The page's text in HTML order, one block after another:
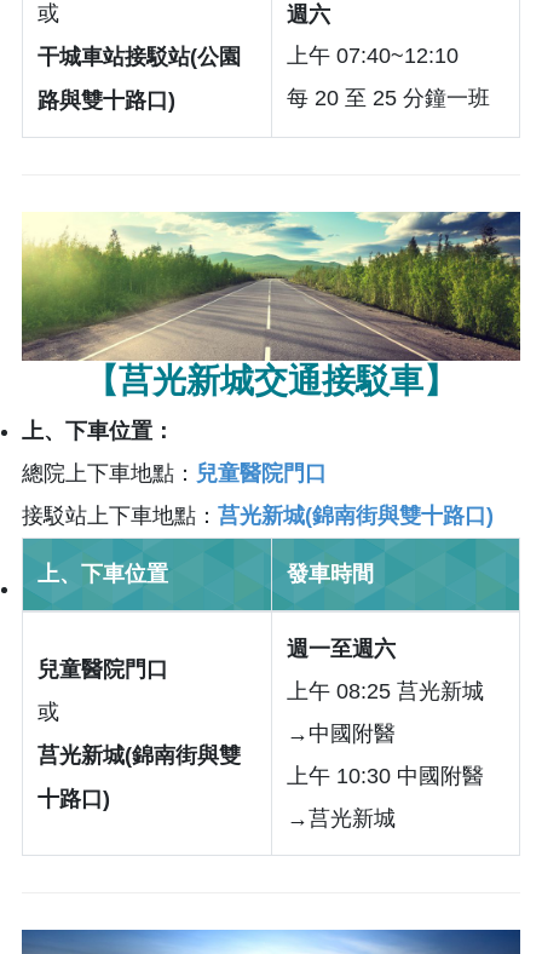
或
干城車站接駁站(公園
路與雙十路口)
週六
上午 07:40~12:10
每 20 至 25 分鐘一班
【莒光新城交通接駁車】
上、下車位置：
總院上下車地點： 兒童醫院門口
接駁站上下車地點： 莒光新城(錦南街與雙十路口)
上、下車位置 發車時間
兒童醫院門口
或
莒光新城(錦南街與雙
十路口)
週一至週六
上午 08:25 莒光新城
→中國附醫
上午 10:30 中國附醫
→莒光新城